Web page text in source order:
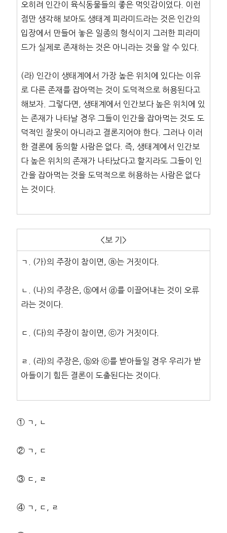
오히려 인간이 육식동물들의 좋은 먹잇감이었다. 이런
점만 생각해 보아도 생태계 피라미드라는 것은 인간의
입장에서 만들어 놓은 일종의 형식이지 그러한 피라미
드가 실제로 존재하는 것은 아니라는 것을 알 수 있다.
(라) 인간이 생태계에서 가장 높은 위치에 있다는 이유
로 다른 존재를 잡아먹는 것이 도덕적으로 허용된다고
해보자. 그렇다면, 생태계에서 인간보다 높은 위치에 있
는 존재가 나타날 경우 그들이 인간을 잡아먹는 것도 도
덕적인 잘못이 아니라고 결론지어야 한다. 그러나 이러
한 결론에 동의할 사람은 없다. 즉, 생태계에서 인간보
다 높은 위치의 존재가 나타났다고 할지라도 그들이 인
간을 잡아먹는 것을 도덕적으로 허용하는 사람은 없다
는 것이다.
<보 기>
ㄱ. (가)의 주장이 참이면, ⓐ는 거짓이다.
ㄴ. (나)의 주장은, ⓑ에서 ⓓ를 이끌어내는 것이 오류
라는 것이다.
ㄷ. (다)의 주장이 참이면, ⓒ가 거짓이다.
ㄹ. (라)의 주장은, ⓑ와 ⓒ를 받아들일 경우 우리가 받
아들이기 힘든 결론이 도출된다는 것이다.
① ㄱ, ㄴ
② ㄱ, ㄷ
③ ㄷ, ㄹ
④ ㄱ, ㄷ, ㄹ